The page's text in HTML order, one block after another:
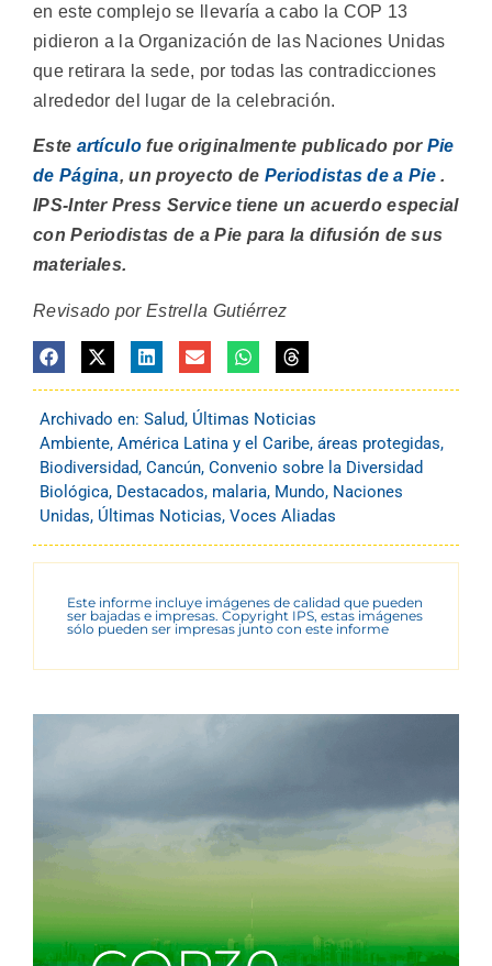
en este complejo se llevaría a cabo la COP 13
pidieron a la Organización de las Naciones Unidas
que retirara la sede, por todas las contradicciones
alrededor del lugar de la celebración.
Este artículo fue originalmente publicado por Pie
de Página, un proyecto de Periodistas de a Pie.
IPS-Inter Press Service tiene un acuerdo especial
con Periodistas de a Pie para la difusión de sus
materiales.
Revisado por Estrella Gutiérrez
Archivado en: Salud, Últimas Noticias
Ambiente, América Latina y el Caribe, áreas protegidas,
Biodiversidad, Cancún, Convenio sobre la Diversidad
Biológica, Destacados, malaria, Mundo, Naciones
Unidas, Últimas Noticias, Voces Aliadas
Este informe incluye imágenes de calidad que pueden
ser bajadas e impresas. Copyright IPS, estas imágenes
sólo pueden ser impresas junto con este informe